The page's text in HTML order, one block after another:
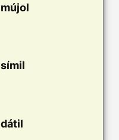
mújol
símil
dátil